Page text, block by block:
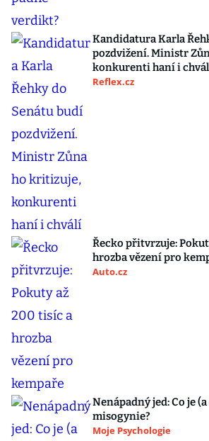
Kandidatura Karla
pozdvižení. Ministr
konkurenti haní i
Reflex.cz
Řecko přitvrzuje:
hrozba vězení pro
Auto.cz
Nenápadný jed: Co je
misogynie?
Moje Psychologie